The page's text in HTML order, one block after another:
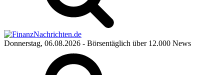
Donnerstag, 06.08.2026 - Börsentäglich über 12.000 News